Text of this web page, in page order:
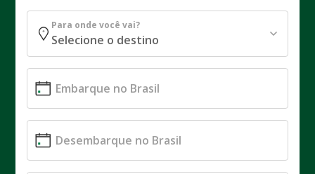
Para onde você vai?